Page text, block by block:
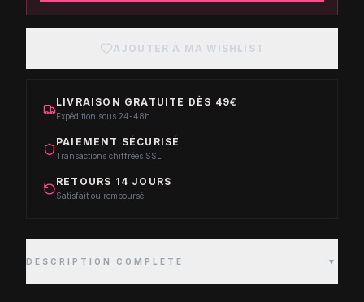
AJOUTER À MA WISHLIST
LIVRAISON GRATUITE DÈS 49€
Expédition sous 24-48h
PAIEMENT SÉCURISÉ
Transactions chiffrées SSL
RETOURS 14 JOURS
Satisfait ou remboursé
DESCRIPTION COMPLÈTE ▼